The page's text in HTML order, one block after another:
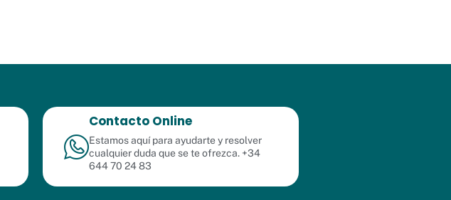
Contacto Online
Estamos aquí para ayudarte y resolver
cualquier duda que se te ofrezca. +34
644 70 24 83